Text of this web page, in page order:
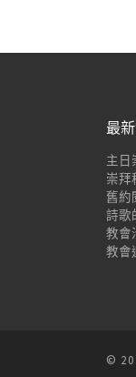
最
主日
崇拜
舊約
詩歌
教會
教會
©